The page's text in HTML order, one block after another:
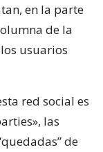
en la parte
de la
usuarios
red social es
las
de